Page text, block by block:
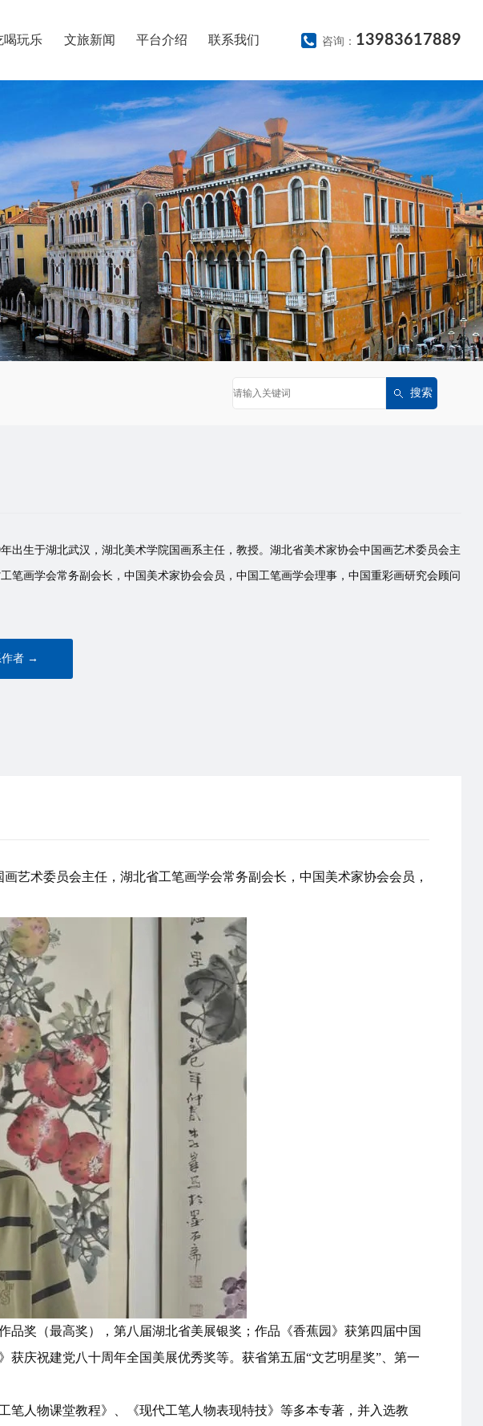
咨询： 13983617889
喝玩乐 文旅新闻 平台介绍 联系我们
出生于湖北武汉，湖北美术学院国画系主任，教授。湖北省美术家协会中国画艺术委员会主
笔画学会常务副会长，中国美术家协会会员，中国工笔画学会理事，中国重彩画研究会顾问
作者 →
艺术委员会主任，湖北省工笔画学会常务副会长，中国美术家协会会员，
奖（最高奖），第八届湖北省美展银奖；作品《香蕉园》获第四届中国
庆祝建党八十周年全国美展优秀奖等。获省第五届“文艺明星奖”、第一
人物课堂教程》、《现代工笔人物表现特技》等多本专著，并入选教